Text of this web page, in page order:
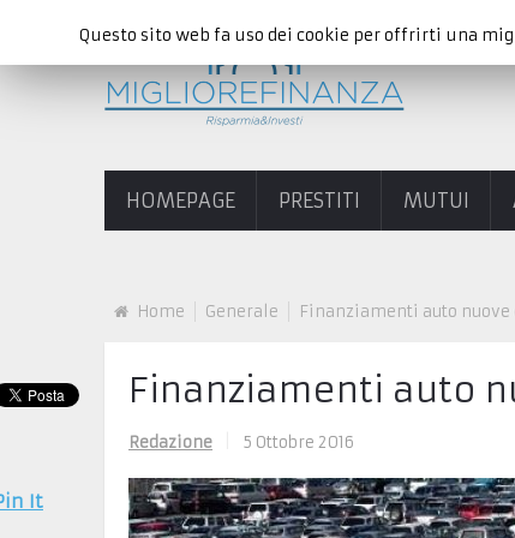
HOMEPAGE PRESTITI MUTUI
Home Generale Finanziamenti auto nuove
Finanziamenti auto
Redazione 5 Ottobre 2016
It
Questo sito web fa uso dei cookie per offrirti una